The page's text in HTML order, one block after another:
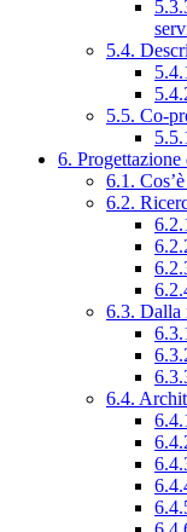
5.4.
5.5. Co-
6. Progettazione
6.1.
6.2.
6.3. Dalla
6.4.